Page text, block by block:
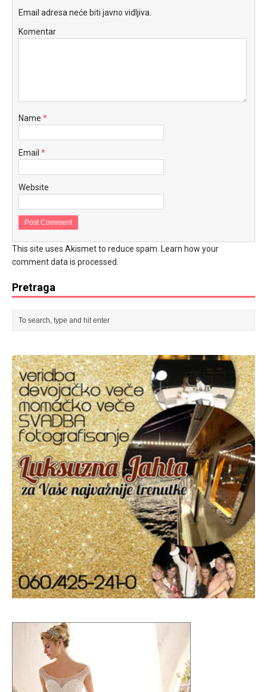
Email adresa neće biti javno vidljiva.
Komentar
Name *
Email *
Website
This site uses Akismet to reduce spam. Learn how your
comment data is processed.
Pretraga